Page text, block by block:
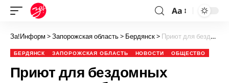
Aa
За!Информ >Запорожская область> Бердянск> Приют для бездомных животных работает в Бердянске
БЕРДЯНСК ЗАПОРОЖСКАЯ ОБЛАСТЬ НОВОСТИ ОБЩЕСТВО
Приют для бездомных